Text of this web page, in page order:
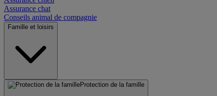
Assurance chat
Conseils animal de compagnie
Famille et loisirs
Protection de la famille